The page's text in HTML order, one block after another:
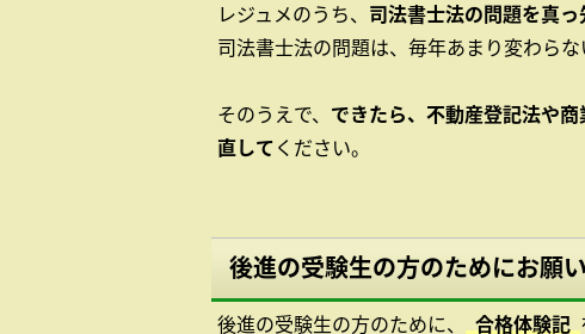
レジュメのうち、 司法書士法の問題を真
司法書士法の問題は、毎年あまり変わらな
そのうえで、 できたら、不動産登記法や
直してください。
後進の受験生の方のためにお願い
後進の受験生の方のために、 合格体験記